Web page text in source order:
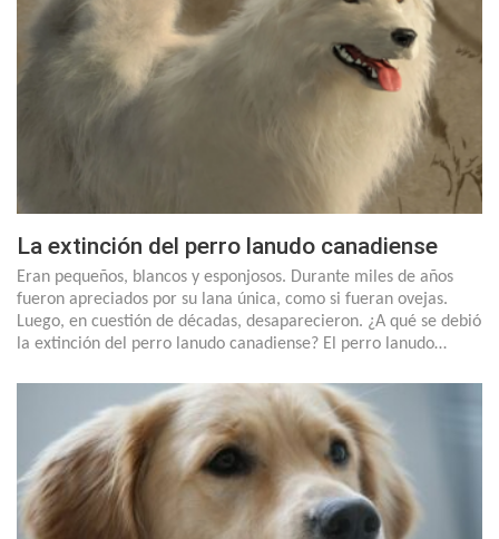
La extinción del perro lanudo canadiense
Eran pequeños, blancos y esponjosos. Durante miles de años
fueron apreciados por su lana única, como si fueran ovejas.
Luego, en cuestión de décadas, desaparecieron. ¿A qué se debió
la extinción del perro lanudo canadiense? El perro lanudo…